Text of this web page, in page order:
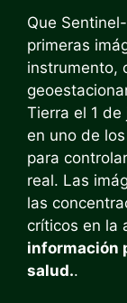
Que
primeras
instrumento,
Tierra el 1
en uno de
para
real. Las
las
críticos en la
información
salud..